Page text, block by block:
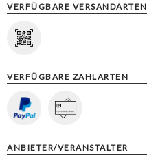
VERFÜGBARE VERSANDARTEN
VERFÜGBARE ZAHLARTEN
ANBIETER/VERANSTALTER